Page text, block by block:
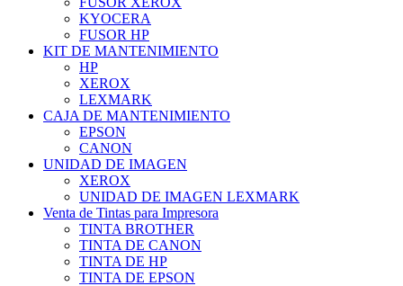
KYOCERA
FUSOR HP
KIT DE MANTENIMIENTO
HP
XEROX
LEXMARK
CAJA DE MANTENIMIENTO
EPSON
CANON
UNIDAD DE IMAGEN
XEROX
UNIDAD DE IMAGEN LEXMARK
Venta de Tintas para Impresora
TINTA BROTHER
TINTA DE CANON
TINTA DE HP
TINTA DE EPSON